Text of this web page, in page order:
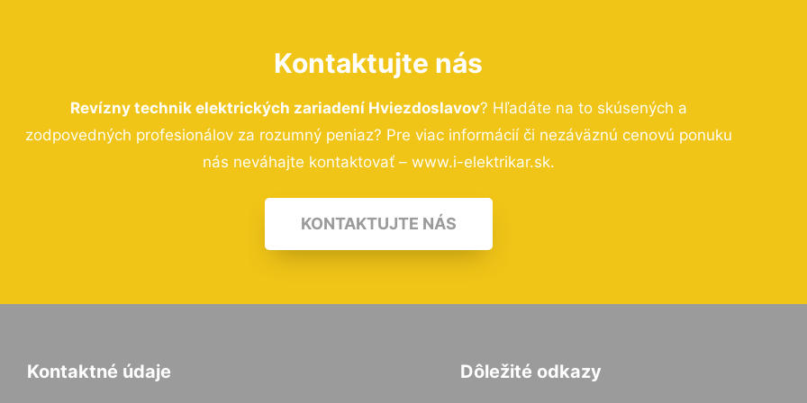
Kontaktujte nás
Revízny technik elektrických zariadení Hviezdoslavov? Hľadáte na to skúsených a
zodpovedných profesionálov za rozumný peniaz? Pre viac informácií či nezáväznú cenovú ponuku
nás neváhajte kontaktovať – www.i-elektrikar.sk.
KONTAKTUJTE NÁS
Kontaktné údaje Dôležité odkazy